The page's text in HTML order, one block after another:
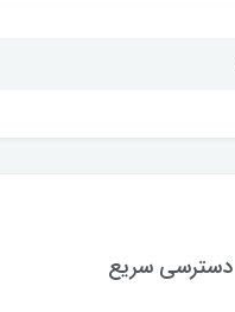
دسترسی سریع